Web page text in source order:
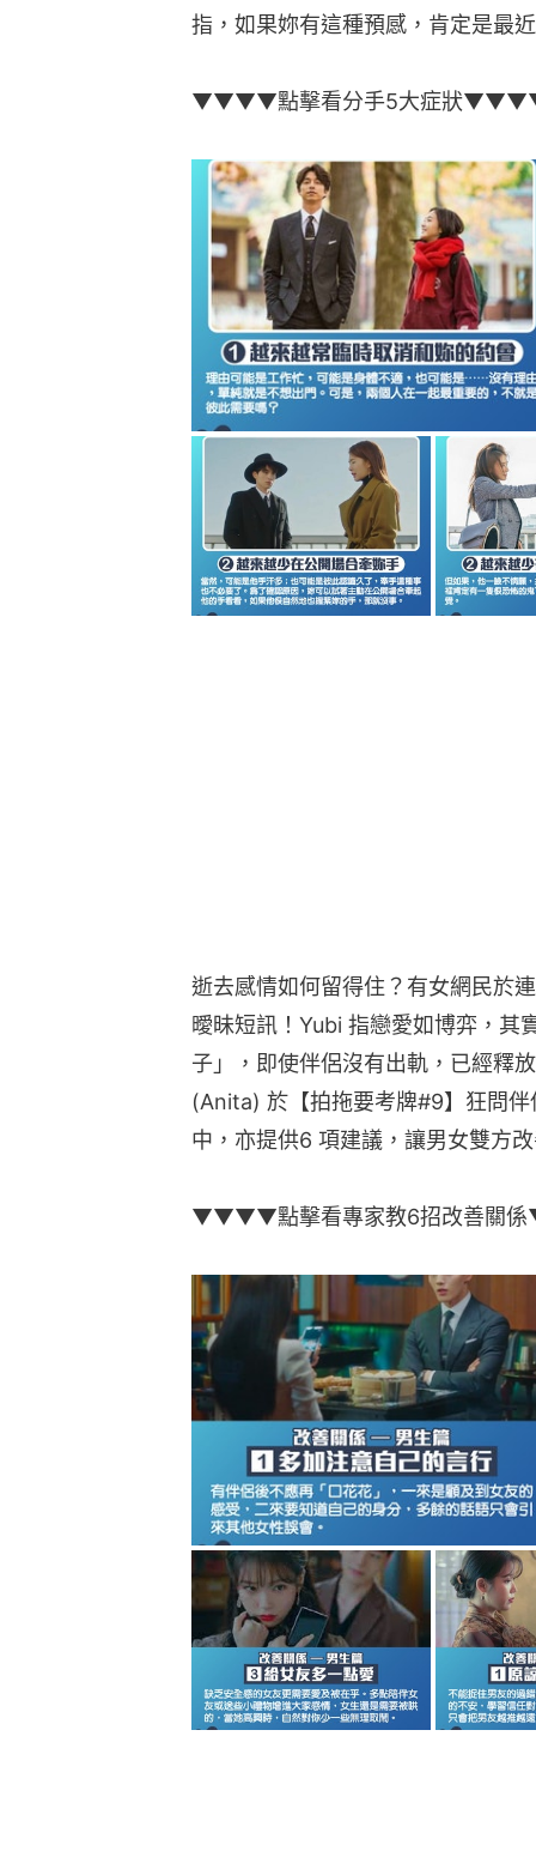
指，如果妳有這種預感，肯定是最
▼▼▼▼點擊看分手5大症狀
逝去感情如何留得住？有女網民於
曖昧短訊！Yubi 指戀愛如博弈，其
子」，即使伴侶沒有出軌，已經釋
(Anita) 於【拍拖要考牌#9】狂問
中，亦提供6 項建議，讓男女雙方
▼▼▼▼點擊看專家教6招改善關